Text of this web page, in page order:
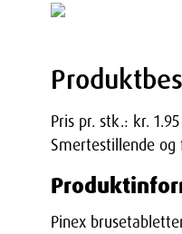
Pris pr. stk.: kr. 1.95
Smertestillende
Pinex